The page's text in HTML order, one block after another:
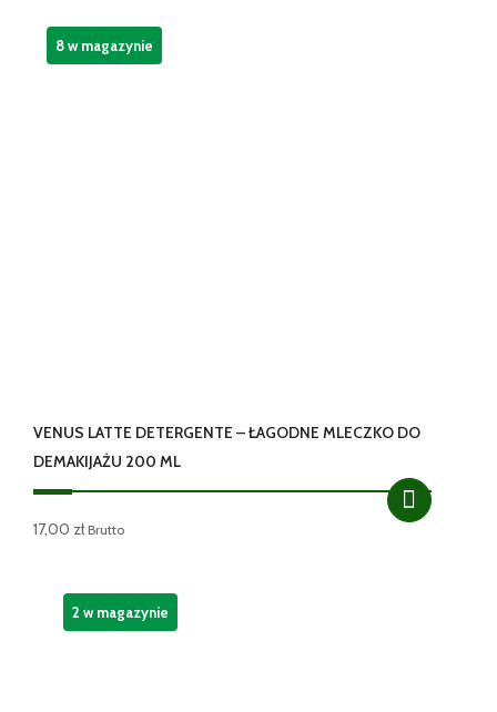
VENUS LATTE DETERGENTE – ŁAGODNE MLECZKO DO
DEMAKIJAŻU 200 ML
17,00 zł Brutto
8 w magazynie
2 w magazynie